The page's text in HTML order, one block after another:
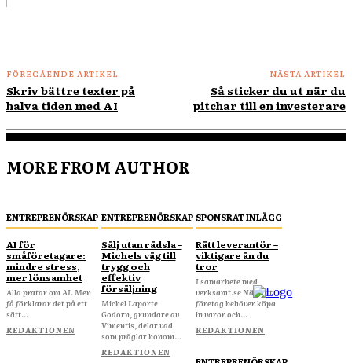
FÖREGÅENDE ARTIKEL
Skriv bättre texter på
halva tiden med AI
NÄSTA ARTIKEL
Så sticker du ut när du
pitchar till en investerare
MORE FROM AUTHOR
ENTREPRENÖRSKAP
AI för
småföretagare:
mindre stress,
mer lönsamhet
Alla pratar om AI. Men
få förklarar det på ett
sätt...
REDAKTIONEN
ENTREPRENÖRSKAP
Sälj utan rädsla –
Michels väg till
trygg och
effektiv
försäljning
Michel Laporte
Godorn, grundare av
Vimentis, delar vad
som präglar honom...
REDAKTIONEN
SPONSRAT INLÄGG
Rätt leverantör –
viktigare än du
tror
I samarbete med
verksamt.se När ditt
företag behöver köpa
in varor och...
REDAKTIONEN